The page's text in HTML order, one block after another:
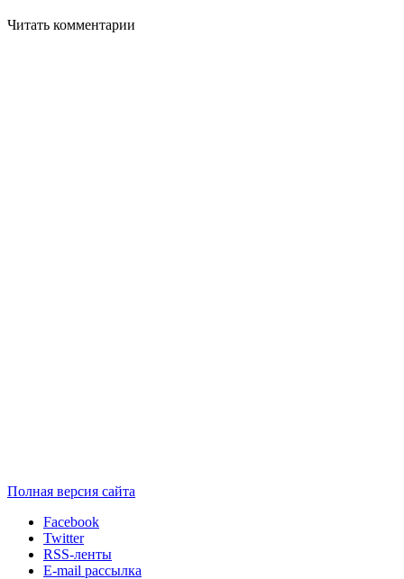
Читать комментарии
Полная версия сайта
Facebook
Twitter
RSS-ленты
E-mail рассылка